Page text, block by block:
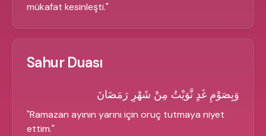
mükafat kesinleşti."
Sahur Duası
وَبِصَوْمِ غَدٍ نَّوَيْتُ مِنْ شَهْرِ رَمَضَانَ
"Ramazan ayının yarını için oruç tutmaya niyet
ettim."